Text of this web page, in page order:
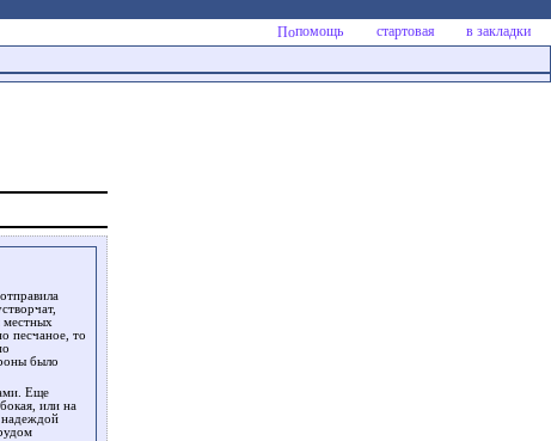
помощь стартовая
в закладки
местных
песчаное, то
было
Еще
или на
надеждой